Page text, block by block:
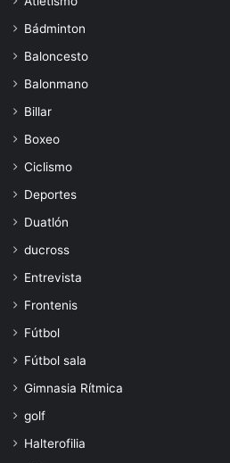
Bádminton
Baloncesto
Balonmano
Billar
Boxeo
Ciclismo
Deportes
Duatlón
ducross
Entrevista
Frontenis
Fútbol
Fútbol sala
Gimnasia Rítmica
golf
Halterofilia